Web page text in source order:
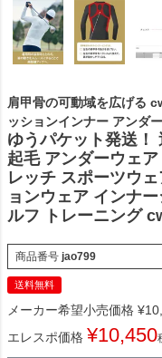
肩甲骨の可動域を広げる
ッションインナー アンダ
ゆうパケット発送！
起毛 アンダーウェ
レッチ スポーツウ
ョンウェア インナ
ルフ トレーニング
商品番号 jao799
送料無料
メーカー希望小売価格 ¥
エレスポ価格 ¥10,450